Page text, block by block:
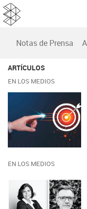
Notas de Prensa
ARTÍCULOS
EN LOS MEDIOS
EN LOS MEDIOS